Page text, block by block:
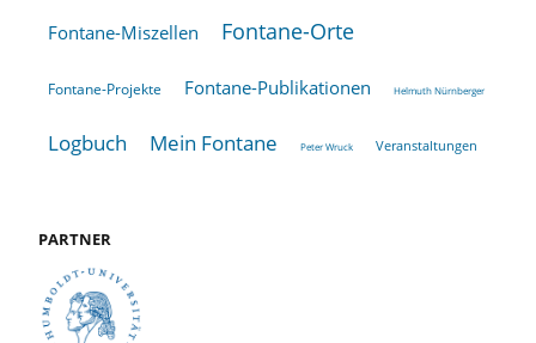
Fontane-Miszellen Fontane-Orte
Fontane-Projekte Fontane-Publikationen Helmuth Nürnberger
Logbuch Mein Fontane Peter Wruck Veranstaltungen
PARTNER